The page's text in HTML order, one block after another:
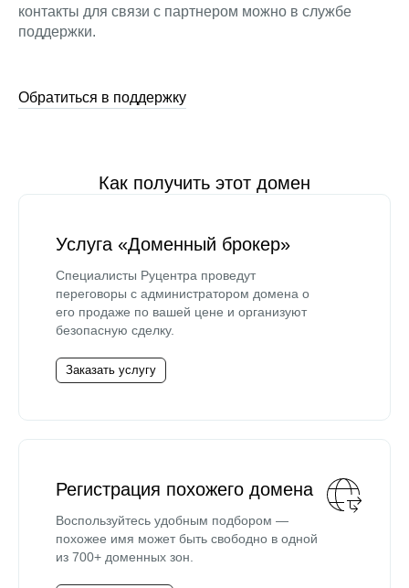
контакты для связи с партнером можно в службе
поддержки.
Обратиться в поддержку
Как получить этот домен
Услуга «Доменный брокер»
Специалисты Руцентра проведут
переговоры с администратором домена о
его продаже по вашей цене и организуют
безопасную сделку.
Заказать услугу
Регистрация похожего домена
Воспользуйтесь удобным подбором —
похожее имя может быть свободно в одной
из 700+ доменных зон.